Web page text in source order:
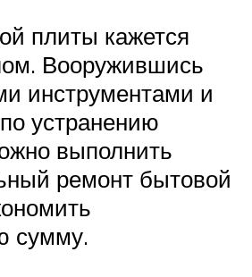
плиты кажется
Вооружившись
инструментами и
устранению
выполнить
ремонт бытовой
сумму.